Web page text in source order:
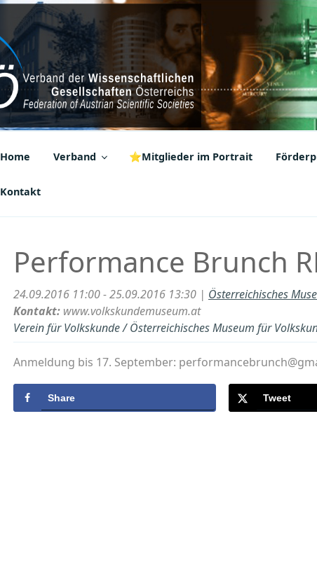
VWGÖ
Federation of Austrian Scientific Societies
Home Verband ⭐Mitglieder im Portrait
Kontakt
Performance Brunch
24.09.2016 11:00 - 25.09.2016 13:30 | Österreichisches
Kontakt: www.volkskundemuseum.at
Verein für Volkskunde / Österreichisches Museum für
Anmeldung bis 17. September:
Share Tweet